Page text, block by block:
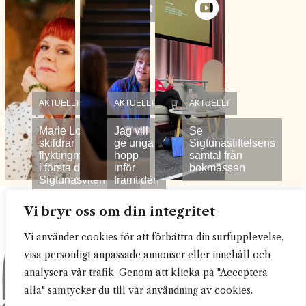
Vi bryr oss om din integritet
Vi använder cookies för att förbättra din surfupplevelse,
visa personligt anpassade annonser eller innehåll och
analysera vår trafik. Genom att klicka på "Acceptera
alla" samtycker du till vår användning av cookies.
postumt
AKTUELLT
Marie Lok Björk
skildrar
flyktingmottagandet
i första delen av
Sigtunasviten
AKTUELLT
Jag vill
ge unga
hopp
inför
framtiden
AKTUELLT
Se
Sigtunastiftelsens
samtal från
bokmässan
Sigtunastiftelsen
Box 57
193 22 Sigtuna
08 592 589 00
info@sigtunastiftelsen.se